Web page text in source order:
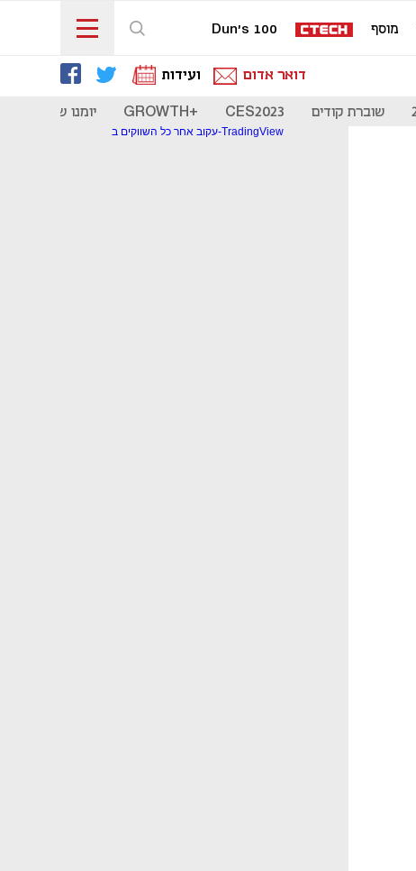
מוסף Dun's 100
דואר אדום ועידות
שוברת קודים CES2023
+GROWTH יומנו של
עקוב אחר כל השווקים ב-TradingView